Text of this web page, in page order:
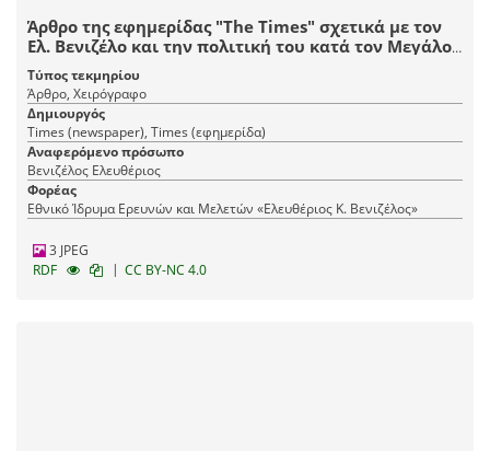
Άρθρο της εφημερίδας "The Times" σχετικά με τον
Ελ. Βενιζέλο και την πολιτική του κατά τον Μεγάλο
Πόλεμο.
Τύπος τεκμηρίου
Άρθρο, Χειρόγραφο
Δημιουργός
Times (newspaper), Times (εφημερίδα)
Αναφερόμενο πρόσωπο
Βενιζέλος Ελευθέριος
Φορέας
Εθνικό Ίδρυμα Ερευνών και Μελετών «Ελευθέριος Κ. Βενιζέλος»
3 JPEG
RDF
| CC BY-NC 4.0